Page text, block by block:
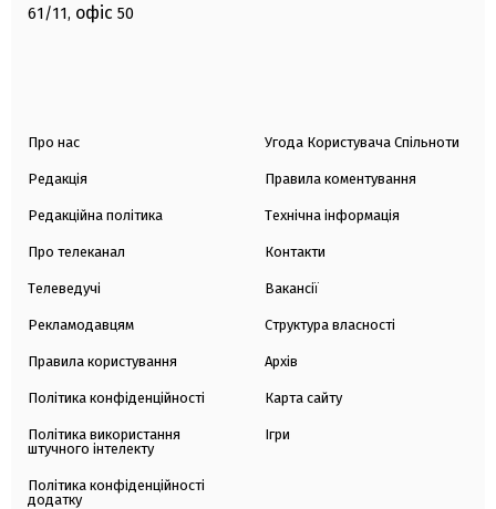
61/11, офіс 50
Про нас
Редакція
Редакційна політика
Про телеканал
Телеведучі
Рекламодавцям
Правила користування
Політика конфіденційності
Політика використання
штучного інтелекту
Політика конфіденційності
додатку
Угода Користувача Спільноти
Правила коментування
Технічна інформація
Контакти
Вакансії
Структура власності
Архів
Карта сайту
Ігри